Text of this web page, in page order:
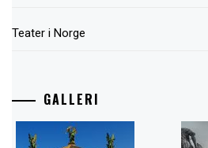
Teater i Norge
GALLERI